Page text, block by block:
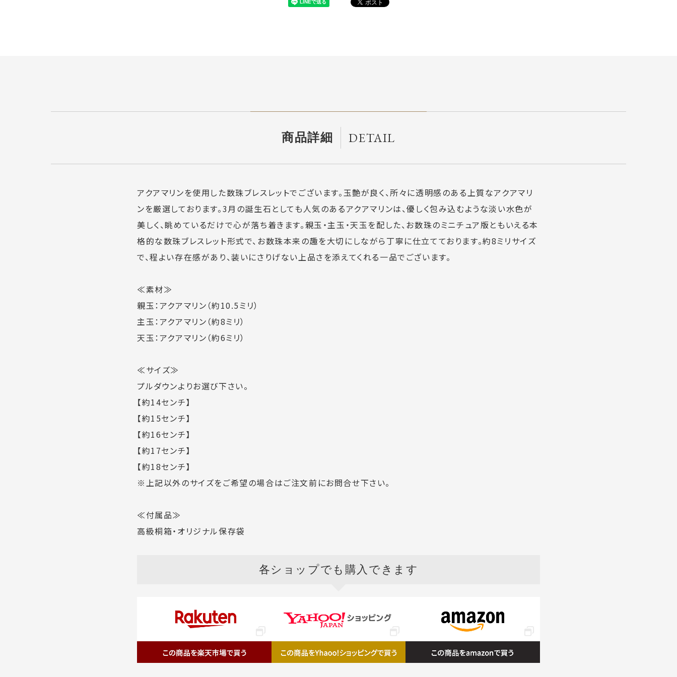
商品詳細 DETAIL
アクアマリンを使用した数珠ブレスレットでございます。玉艶が良く、所々に透明感のある上質なアクアマリ
ンを厳選しております。3月の誕生石としても人気のあるアクアマリンは、優しく包み込むような淡い水色が
美しく、眺めているだけで心が落ち着きます。親玉・主玉・天玉を配した、お数珠のミニチュア版ともいえる本
格的な数珠ブレスレット形式で、お数珠本来の趣を大切にしながら丁寧に仕立てております。約8ミリサイズ
で、程よい存在感があり、装いにさりげない上品さを添えてくれる一品でございます。
≪素材≫
親玉：アクアマリン（約10.5ミリ）
主玉：アクアマリン（約8ミリ）
天玉：アクアマリン（約6ミリ）
≪サイズ≫
プルダウンよりお選び下さい。
【約14センチ】
【約15センチ】
【約16センチ】
【約17センチ】
【約18センチ】
※上記以外のサイズをご希望の場合はご注文前にお問合せ下さい。
≪付属品≫
高級桐箱・オリジナル保存袋
各ショップでも購入できます